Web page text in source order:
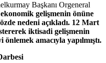
Başkanı Orgeneral
gelişmenin önüne
nedeni açıkladı. 12 Mart
iktisadi gelişmenin
amacıyla yapılmıştı.